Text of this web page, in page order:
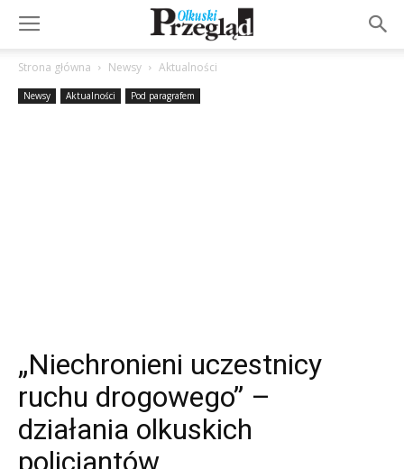
Strona główna Newsy Aktualności
Newsy Aktualności Pod paragrafem
„Niechronieni uczestnicy
ruchu drogowego” –
działania olkuskich
policjantów